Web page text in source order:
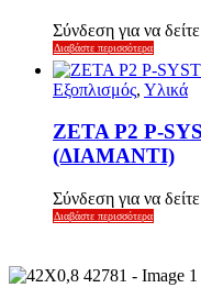
Σύνδεση για να δείτε
Διαβάστε περισσότερα
Εξοπλισμός, Υλικά
ZETA P2 P-
(ΔΙΑΜΑΝΤΙ)
Σύνδεση για να δείτε
Διαβάστε περισσότερα